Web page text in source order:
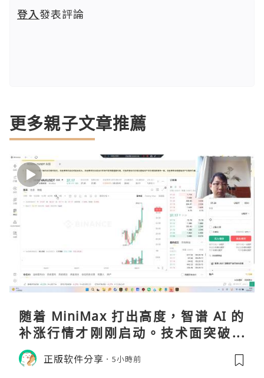
登入發表評論
更多親子文章推薦
随着 MiniMax 打出高度，智谱 AI 的
补涨行情才刚刚启动。技术面突破在
即，基本面逻辑硬朗，目标先看 170，
顺势做多，在巨头上市潮来临前享受泡
正版软件分享 5小時前